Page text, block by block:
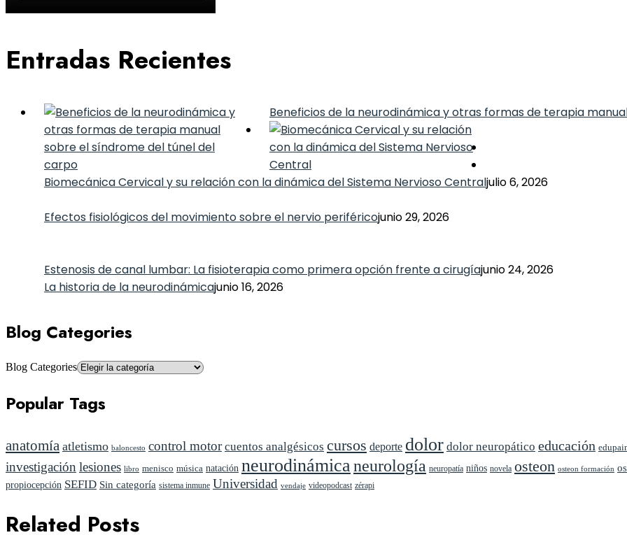
Entradas Recientes
Beneficios de la neurodinámica y otras formas de terapia
Biomecánica Cervical y su relación con la dinámica del Sistema Nervioso Centraljulio 6, 2026
Efectos fisiológicos del movimiento sobre el nervio periféricojunio 29, 2026
Estenosis de canal lumbar: La fisioterapia como primera opción frente a cirugíajunio 24, 2026
La historia de la neurodinámicajunio 16, 2026
Blog Categories
Blog Categories
Popular Tags
anatomía atletismo baloncesto control motor cuentos analgésicos cursos deporte dolor dolor neuropático educación
investigación lesiones libro menisco música natación neurodinámicaneurología neuropatía niños novela osteon osteon formación
propiocepción SEFID Sin categoría sistema inmune Universidad vendaje videopodcast zérapi
Related Posts